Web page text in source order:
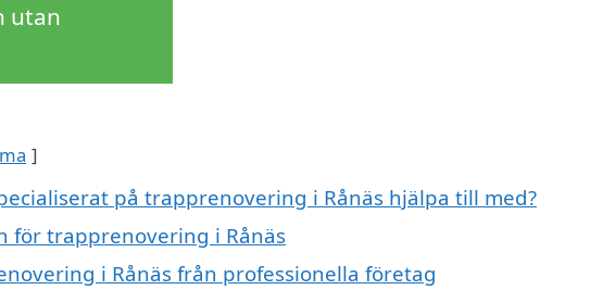
utan
på trapprenovering i Rånäs hjälpa till med?
för trapprenovering i Rånäs
i Rånäs från professionella företag